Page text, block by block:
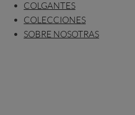
COLGANTES
COLECCIONES
SOBRE NOSOTRAS